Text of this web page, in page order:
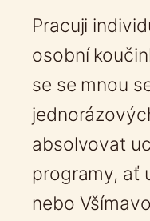
Pracuji
osobní
se se mnou
absolvovat
programy, ať
nebo